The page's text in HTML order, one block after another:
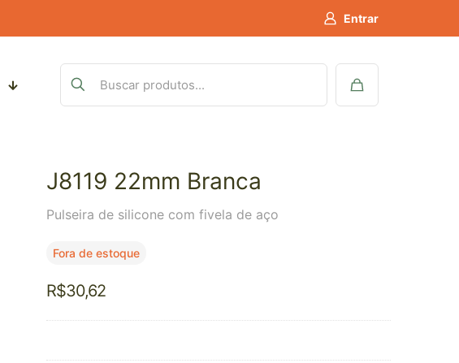
Entrar
J8119 22mm Branca
Pulseira de silicone com fivela de aço
Fora de estoque
R$30,62